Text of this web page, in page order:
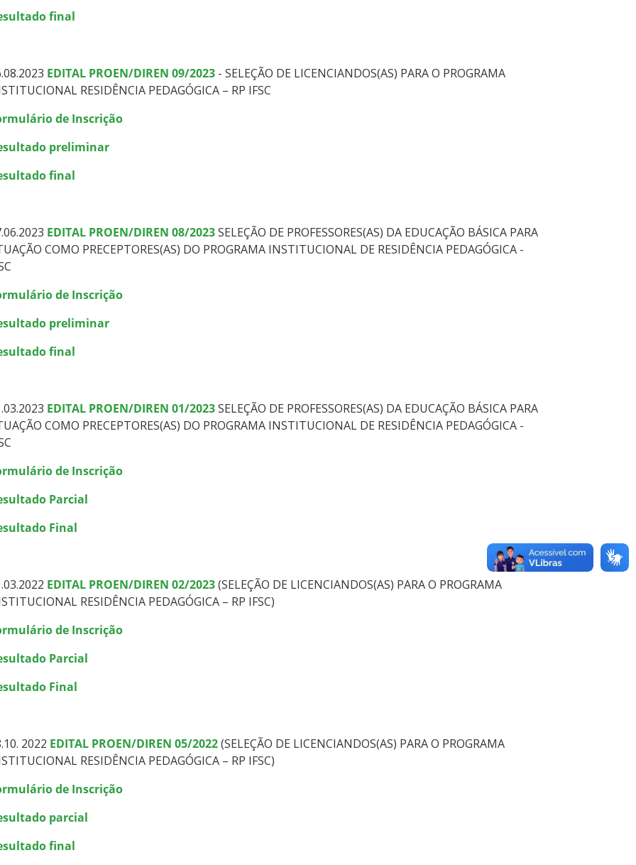
final
EDITAL PROEN/DIREN 09/2023- SELEÇÃO DE LICENCIANDOS(AS) PARA O PROGRAMA
RESIDÊNCIA PEDAGÓGICA – RP IFSC
de Inscrição
preliminar
final
EDITAL PROEN/DIREN 08/2023SELEÇÃO DE PROFESSORES(AS) DA EDUCAÇÃO BÁSICA PARA
COMO PRECEPTORES(AS) DO PROGRAMA INSTITUCIONAL DE RESIDÊNCIA PEDAGÓGICA -
de Inscrição
preliminar
final
EDITAL PROEN/DIREN 01/2023SELEÇÃO DE PROFESSORES(AS) DA EDUCAÇÃO BÁSICA PARA
COMO PRECEPTORES(AS) DO PROGRAMA INSTITUCIONAL DE RESIDÊNCIA PEDAGÓGICA -
de Inscrição
Parcial
Final
EDITAL PROEN/DIREN 02/2023(SELEÇÃO DE LICENCIANDOS(AS) PARA O PROGRAMA
RESIDÊNCIA PEDAGÓGICA – RP IFSC)
de Inscrição
Parcial
Final
2022 EDITAL PROEN/DIREN 05/2022(SELEÇÃO DE LICENCIANDOS(AS) PARA O PROGRAMA
RESIDÊNCIA PEDAGÓGICA – RP IFSC)
de Inscrição
parcial
final